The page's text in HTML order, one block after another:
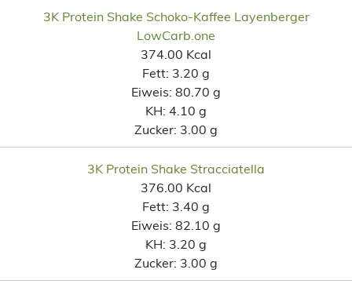
3K Protein Shake Schoko-Kaffee Layenberger
LowCarb.one
374.00 Kcal
Fett: 3.20 g
Eiweis: 80.70 g
KH: 4.10 g
Zucker: 3.00 g
3K Protein Shake Stracciatella
376.00 Kcal
Fett: 3.40 g
Eiweis: 82.10 g
KH: 3.20 g
Zucker: 3.00 g